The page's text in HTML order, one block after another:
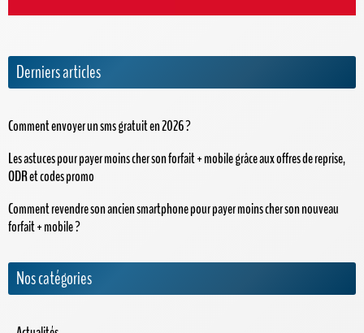
Derniers articles
Comment envoyer un sms gratuit en 2026 ?
Les astuces pour payer moins cher son forfait + mobile grâce aux offres de reprise,
ODR et codes promo
Comment revendre son ancien smartphone pour payer moins cher son nouveau
forfait + mobile ?
Nos catégories